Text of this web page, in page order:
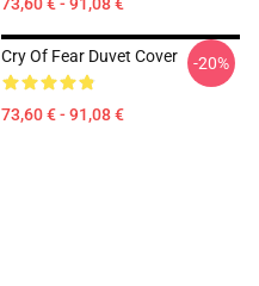
Cry Of Fear Duvet Cover
73,60 € - 91,08 €
-20%